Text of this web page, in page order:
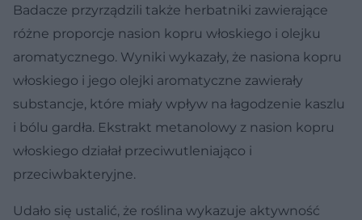
Badacze przyrządzili także herbatniki zawierające
różne proporcje nasion kopru włoskiego i olejku
aromatycznego. Wyniki wykazały, że nasiona kopru
włoskiego i jego olejki aromatyczne zawierały
substancje, które miały wpływ na łagodzenie kaszlu
i bólu gardła. Ekstrakt metanolowy z nasion kopru
włoskiego działał przeciwutleniająco i
przeciwbakteryjne.
Udało się ustalić, że roślina wykazuje aktywność